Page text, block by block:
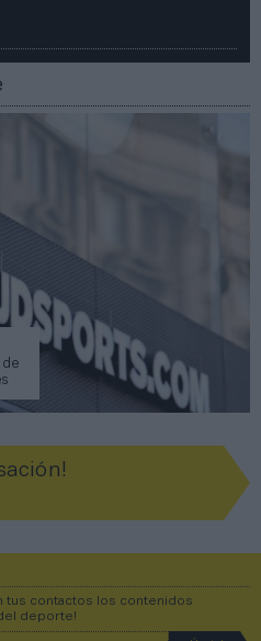
de
tus contactos los contenidos
deporte!